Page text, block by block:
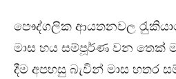
පෞද්ගලික ආයතනවල
මාස හය සම්පූර්ණ වන තෙක්
දීම අපහසු බැවින් මාස හතර